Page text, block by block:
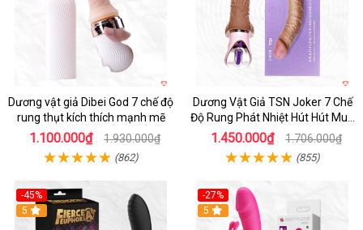
Dương vật giả Dibei God 7 chế độ
rung thụt kích thích mạnh mẽ
1.100.000₫ 1.930.000₫
(862)
Dương Vật Giả TSN Joker 7 Chế
Độ Rung Phát Nhiệt Hút Hút Mua
Ngay
1.450.000₫ 1.706.000₫
(855)
-45%
5
-27%
Hot
5